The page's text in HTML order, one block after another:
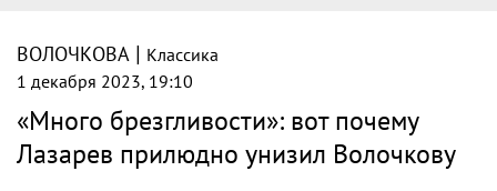
ВОЛОЧКОВА | Классика
1 декабря 2023, 19:10
«Много брезгливости»: вот почему
Лазарев прилюдно унизил Волочкову